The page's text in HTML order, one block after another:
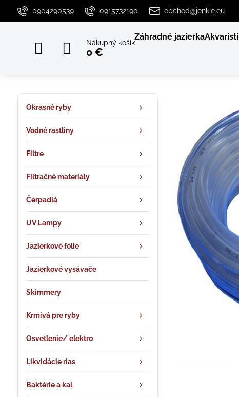
0904290539 0915732190 obchod@jenkie.eu
Nákupný košík
0 €
Záhradné jazierka
Okrasné ryby
Vodné rastliny
Filtre
Filtračné materiály
Čerpadlá
UV Lampy
Jazierkové fólie
Jazierkové vysávače
Skimmery
Krmivá pre ryby
Osvetlenie/ elektro
Likvidácie rias
Baktérie a kal